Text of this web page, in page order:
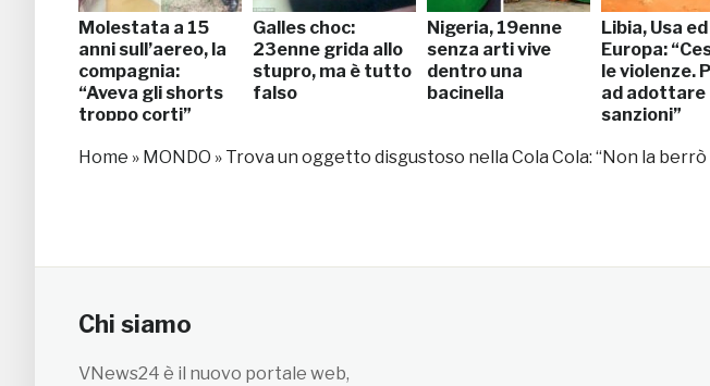
Molestata a 15
anni sull’aereo, la
compagnia:
“Aveva gli shorts
troppo corti”
Galles choc:
23enne grida allo
stupro, ma è tutto
falso
Nigeria, 19enne
senza arti vive
dentro una
bacinella
Libia, Usa ed
Europa:
le violenze.
ad adottare
sanzioni”
Home » MONDO » Trova un oggetto disgustoso nella Cola Cola: “Non la berrò
Chi siamo
VNews24 è il nuovo portale web,